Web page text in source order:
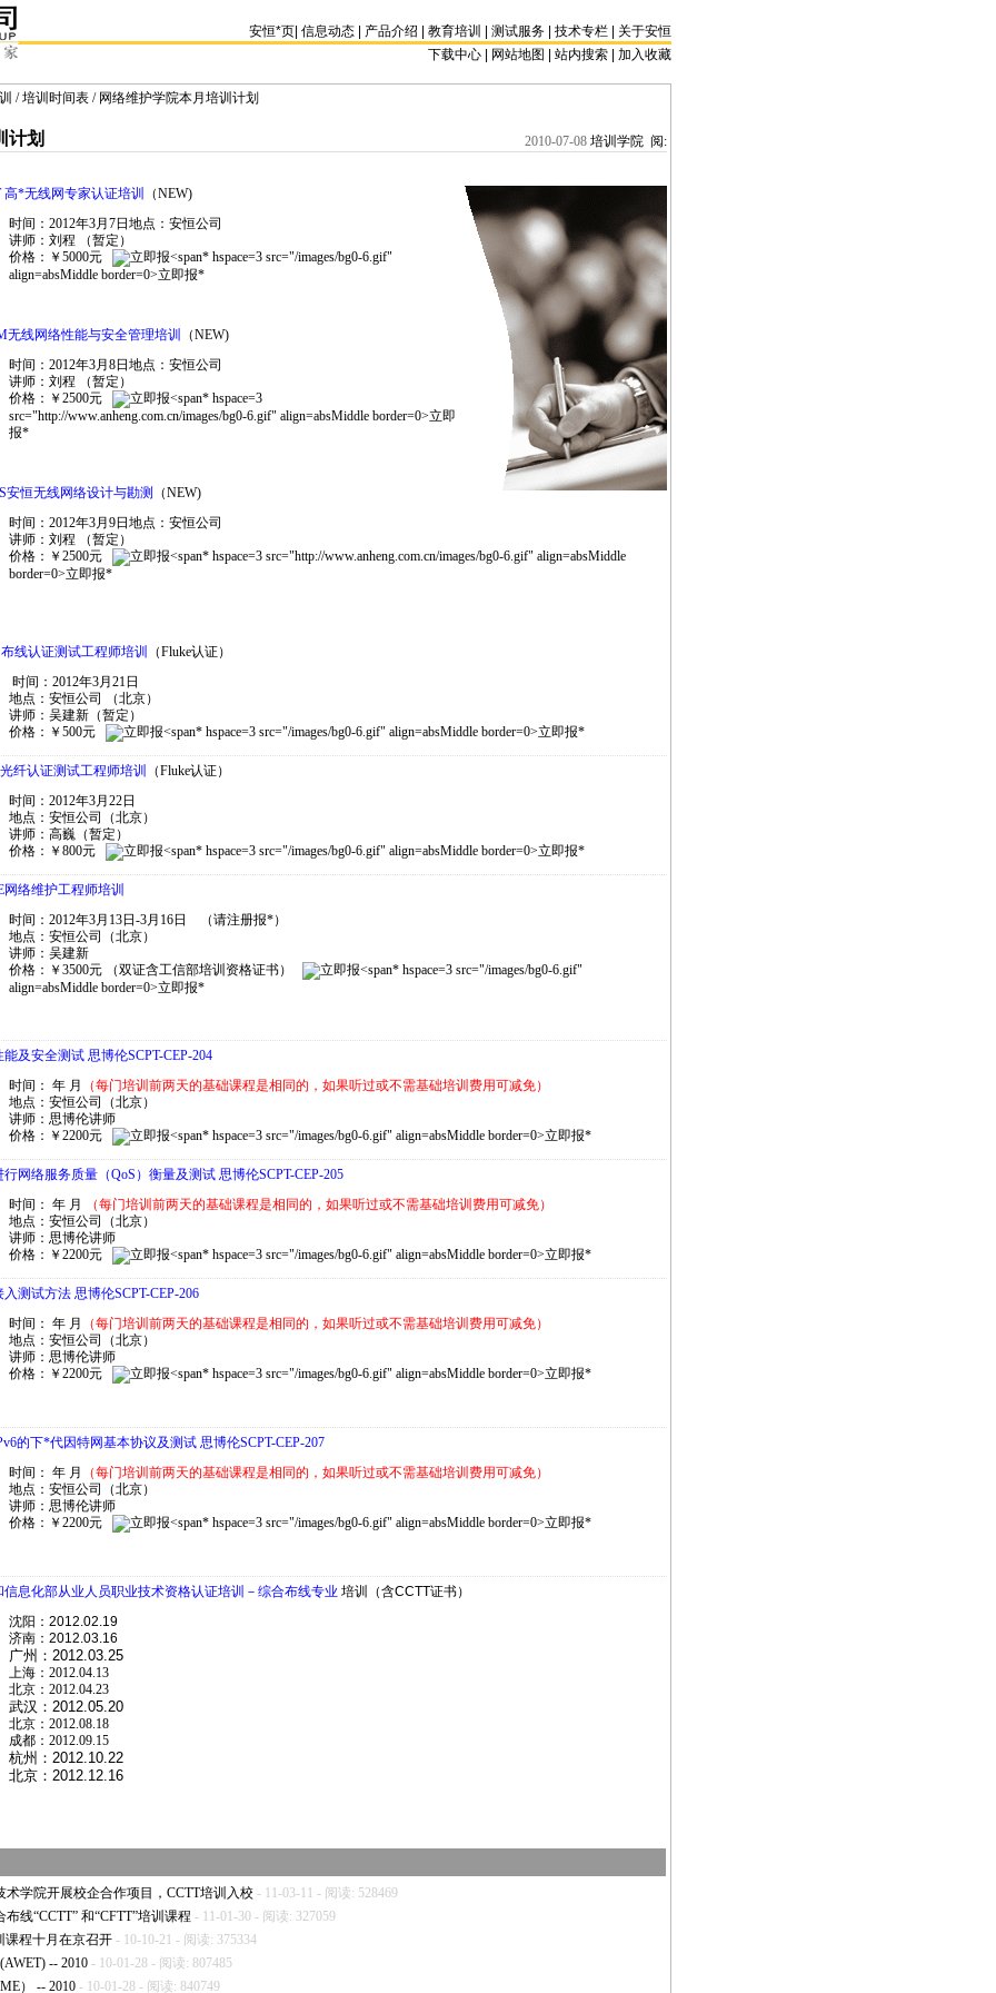
安恒*页 信息动态 产品介绍 教育培训 测试服务 技术专栏
关于安恒
下载中心 | 网站地图 | 站内搜索 加入收藏
/培训时间表 / 网络维护学院本月培训计划
计划 2010-07-08 培训学院 阅:
高*无线网专家认证培训
（NEW)
时间：2012年3月7日地点：安恒公司
讲师：刘程 （暂定）
价格：￥5000元
* hspace=3 src="/images/bg0-6.gif"
align=absMiddle border=0>立即报*
无线网络性能与安全管理培训
（NEW)
时间：2012年3月8日地点：安恒公司
讲师：刘程 （暂定）
价格：￥2500元
* hspace=3
src="http://www.anheng.com.cn/images/bg0-6.gif" align=absMiddle border=0>立即
报*
安恒无线网络设计与勘测
（NEW)
时间：2012年3月9日地点：安恒公司
讲师：刘程 （暂定）
价格：￥2500元
* hspace=3 src="http://www.anheng.com.cn/images/bg0-6.gif" align=absMiddle
border=0>立即报*
线认证测试工程师培训
（Fluke认证）
时间：2012年3月21日
地点：安恒公司
（北京）
讲师：吴建新（暂定）
价格：￥500元
* hspace=3 src="/images/bg0-6.gif" align=absMiddle border=0>立即报*
纤认证测试工程师培训
（Fluke认证）
时间：2012年3月22日
地点：安恒公司（北京）
讲师：高巍（暂定）
价格：￥800元
* hspace=3 src="/images/bg0-6.gif" align=absMiddle border=0>立即报*
络维护工程师培训
时间：2012年3月13日-3月16日 （请注册报*）
地点：安恒公司（北京）
讲师：吴建新
价格：￥3500元 （双证含工信部培训资格证书）
* hspace=3 src="/images/bg0-6.gif"
align=absMiddle border=0>立即报*
能及安全测试 思博伦SCPT-CEP-204
时间： 年 月
（每门培训前两天的基础课程是相同的，如果听过或不需基础培训费用可减免）
地点：安恒公司（北京）
讲师：思博伦讲师
价格：￥2200元
* hspace=3 src="/images/bg0-6.gif" align=absMiddle border=0>立即报*
行网络服务质量（QoS）衡量及测试 思博伦SCPT-CEP-205
时间： 年 月
（每门培训前两天的基础课程是相同的，如果听过或不需基础培训费用可减免）
地点：安恒公司（北京）
讲师：思博伦讲师
价格：￥2200元
* hspace=3 src="/images/bg0-6.gif" align=absMiddle border=0>立即报*
测试方法 思博伦SCPT-CEP-206
时间： 年 月
（每门培训前两天的基础课程是相同的，如果听过或不需基础培训费用可减免）
地点：安恒公司（北京）
讲师：思博伦讲师
价格：￥2200元
* hspace=3 src="/images/bg0-6.gif" align=absMiddle border=0>立即报*
的下*代因特网基本协议及测试 思博伦SCPT-CEP-207
时间： 年 月
（每门培训前两天的基础课程是相同的，如果听过或不需基础培训费用可减免）
地点：安恒公司（北京）
讲师：思博伦讲师
价格：￥2200元
* hspace=3 src="/images/bg0-6.gif" align=absMiddle border=0>立即报*
信息化部从业人员职业技术资格认证培训－综合布线专业 培训（含CCTT证书）
沈阳：2012.02.19
济南：2012.03.16
广州： 2012.03.25
上海：2012.04.13
北京：2012.04.23
武汉： 2012.05.20
北京：2012.08.18
成都：2012.09.15
杭州： 2012.10.22
北京：2012.12.16
学院开展校企合作项目，CCTT培训入校 - 11-03-11 - 阅读: 528469
线“CCTT” 和“CFTT”培训课程 - 11-01-30 - 阅读: 327059
课程十月在京召开 - 10-10-21 - 阅读: 375334
-- 2010 - 10-01-28 - 阅读: 807485
） -- 2010 - 10-01-28 - 阅读: 840749